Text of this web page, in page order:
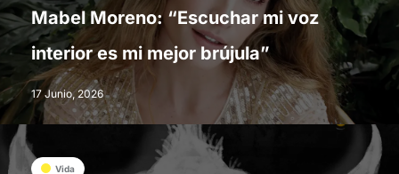
Mabel Moreno: “Escuchar mi voz
interior es mi mejor brújula”
17 Junio, 2026
Vida